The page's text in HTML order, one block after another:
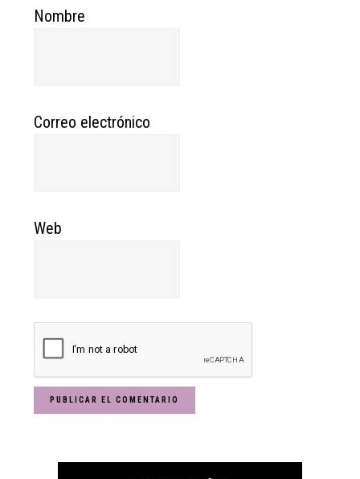
Nombre
Correo electrónico
Web
Primary